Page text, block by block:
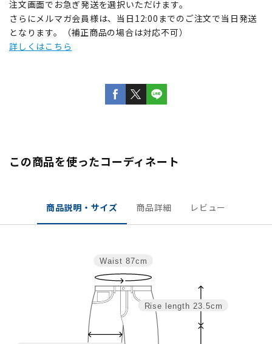
注文画面でお急ぎ発送を選択いただけます。
さらにメルマガ会員様は、当日12:00までのご注文で当日発送
となります。（補正商品の場合は対応不可）
詳しくはこちら
この商品を使ったコーディネート
商品説明・サイズ 商品詳細 レビュー
Rise length 23.5cm
Waist 87cm